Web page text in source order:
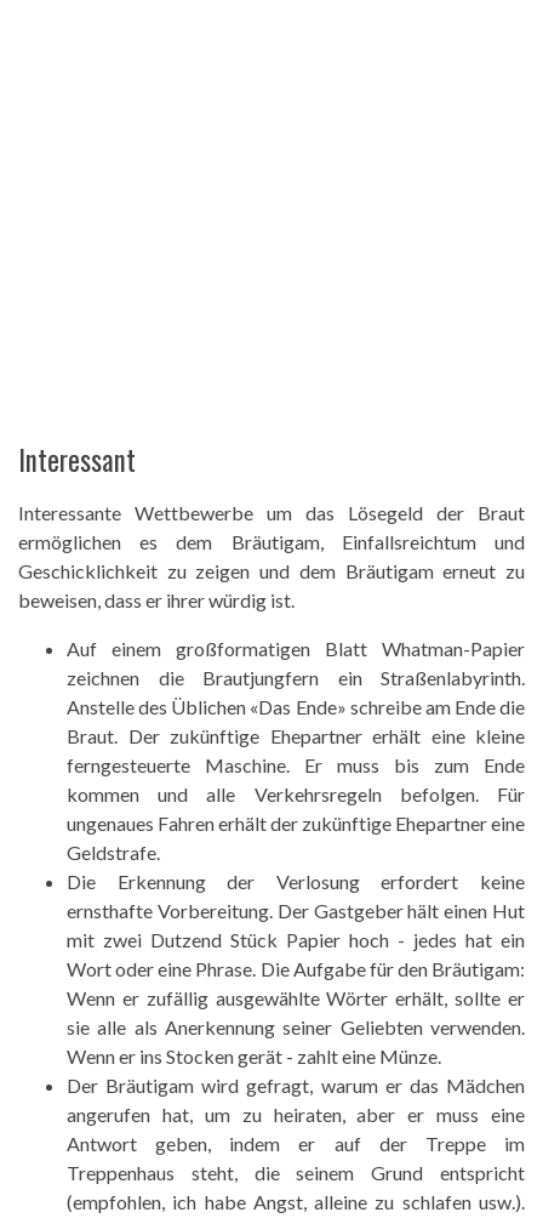
Interessant
Interessante Wettbewerbe um das Lösegeld der Braut
ermöglichen es dem Bräutigam, Einfallsreichtum und
Geschicklichkeit zu zeigen und dem Bräutigam erneut zu
beweisen, dass er ihrer würdig ist.
Auf einem großformatigen Blatt Whatman-Papier
zeichnen die Brautjungfern ein Straßenlabyrinth.
Anstelle des Üblichen «Das Ende» schreibe am Ende die
Braut. Der zukünftige Ehepartner erhält eine kleine
ferngesteuerte Maschine. Er muss bis zum Ende
kommen und alle Verkehrsregeln befolgen. Für
ungenaues Fahren erhält der zukünftige Ehepartner eine
Geldstrafe.
Die Erkennung der Verlosung erfordert keine
ernsthafte Vorbereitung. Der Gastgeber hält einen Hut
mit zwei Dutzend Stück Papier hoch - jedes hat ein
Wort oder eine Phrase. Die Aufgabe für den Bräutigam:
Wenn er zufällig ausgewählte Wörter erhält, sollte er
sie alle als Anerkennung seiner Geliebten verwenden.
Wenn er ins Stocken gerät - zahlt eine Münze.
Der Bräutigam wird gefragt, warum er das Mädchen
angerufen hat, um zu heiraten, aber er muss eine
Antwort geben, indem er auf der Treppe im
Treppenhaus steht, die seinem Grund entspricht
(empfohlen, ich habe Angst, alleine zu schlafen usw.).